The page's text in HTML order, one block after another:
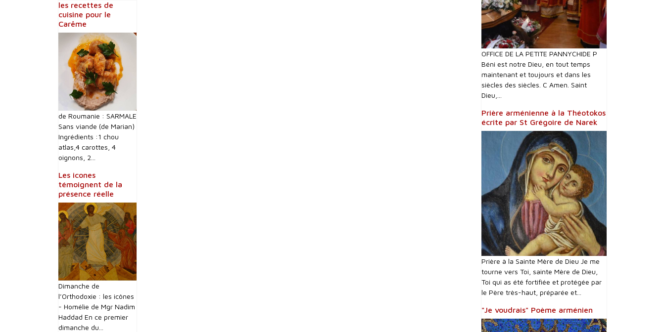
les recettes de
cuisine pour le
Carême
de Roumanie : SARMALE
Sans viande (de Marian)
Ingrédients :1 chou
atlas,4 carottes, 4
oignons, 2...
Les icones
témoignent de la
présence réelle
Dimanche de
l’Orthodoxie : les icônes
- Homélie de Mgr Nadim
Haddad En ce premier
dimanche du...
OFFICE DE LA PETITE PANNYCHIDE P
Béni est notre Dieu, en tout temps
maintenant et toujours et dans les
siècles des siècles. C Amen. Saint
Dieu,...
Prière arménienne à la Théotokos
écrite par St Grégoire de Narek
Prière à la Sainte Mère de Dieu Je me
tourne vers Toi, sainte Mère de Dieu,
Toi qui as été fortifiée et protégée par
le Père très-haut, préparée et...
"Je voudrais" Poème arménien